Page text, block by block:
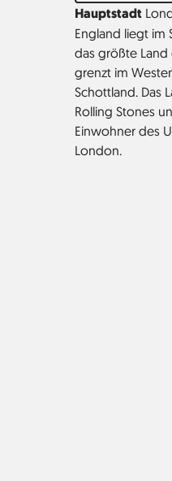
Hauptstadt
England liegt im
das größte
grenzt im
Schottland. Das
Rolling Stones
Einwohner des
London.